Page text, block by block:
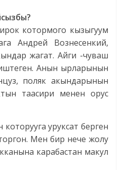
котормого кызыгуум
Андрей Вознесенкий,
жагат. Айги -чуваш
Анын ырларынын
поляк акындарынын
таасири менен орус
уруксат берген
Мен бир нече жолу
карабастан макул